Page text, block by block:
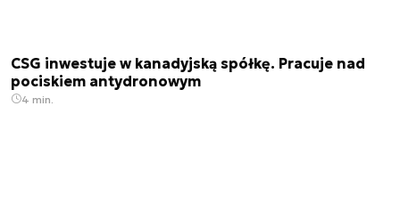
CSG inwestuje w kanadyjską spółkę. Pracuje nad
pociskiem antydronowym
4 min.